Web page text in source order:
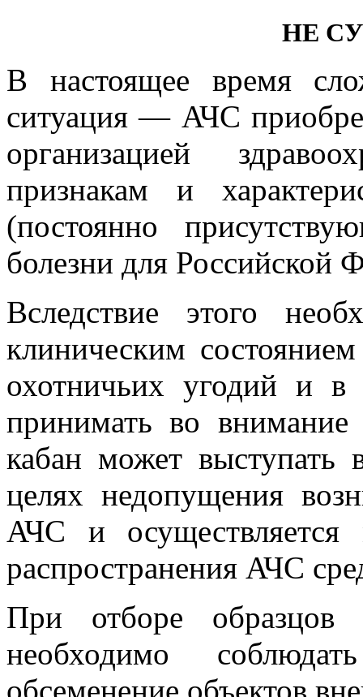
НЕ
В настоящее время
ситуация — АЧС
организацией
признакам и
(постоянно
болезни для Российской
Вследствие этого
клиническим
охотничьих угодий и в
принимать во внимание
кабан может выступать
целях недопущения
АЧС и осуществляется
распространения АЧС
При отборе образцов
необходимо